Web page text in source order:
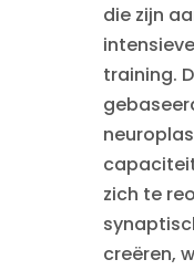
die zijn
training.
zich te
creëren,